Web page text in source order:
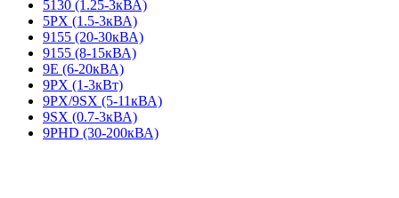
5130 (1.25-3кВА)
5PX (1.5-3кВА)
9155 (20-30кВА)
9155 (8-15кВА)
9E (6-20кВА)
9PX (1-3кВт)
9PX/9SX (5-11кВА)
9SX (0.7-3кВА)
9PHD (30-200кВА)